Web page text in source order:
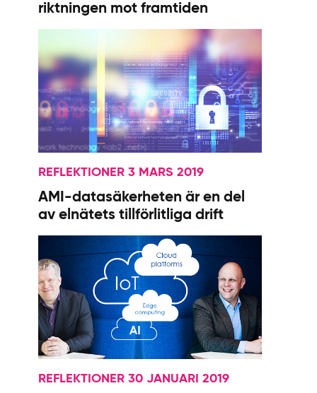
riktningen mot framtiden
REFLEKTIONER 3 MARS 2019
AMI-datasäkerheten är en del
av elnätets tillförlitliga drift
REFLEKTIONER 30 JANUARI 2019